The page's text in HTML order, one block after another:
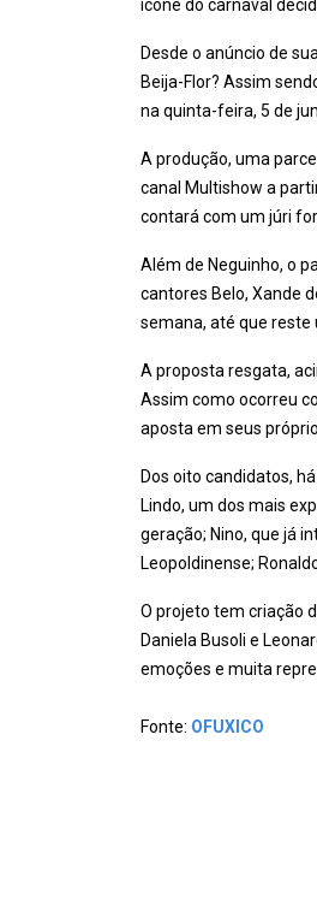
ícone do carnaval
Desde o anúncio de
Beija-Flor? Assim
na quinta-feira, 5 de
A produção, uma
canal Multishow a
contará com um júri
Além de Neguinho, o
cantores Belo, Xande
semana, até que reste
A proposta resgata,
Assim como ocorreu
aposta em seus
Dos oito candidatos,
Lindo, um dos mais
geração; Nino, que já
Leopoldinense;
O projeto tem criação
Daniela Busoli e
emoções e muita
Fonte: OFUXICO